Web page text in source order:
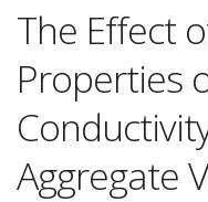
The Effect
Properties
Aggregate